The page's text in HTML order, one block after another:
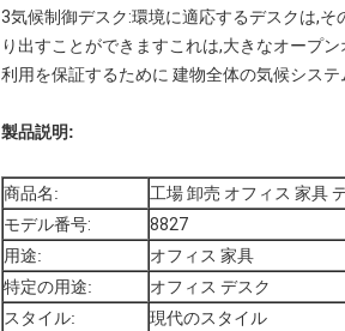
3気候制御デスク:環境に適応するデスクは,
り出すことができますこれは,大きなオープ
利用を保証するために 建物全体の気候シス
製品説明:
商品名:
工場 卸売 オフィス 家具
モデル番号:
8827
用途:
オフィス 家具
特定の用途:
オフィス デスク
スタイル:
現代のスタイル